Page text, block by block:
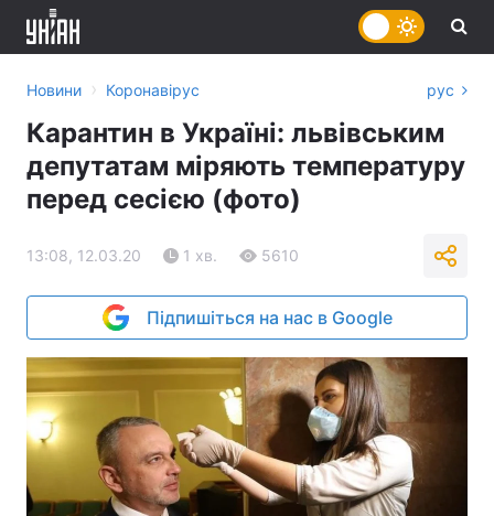
Новини › Коронавірус рус
Карантин в Україні: львівським
депутатам міряють температуру
перед сесією (фото)
13:08, 12.03.20 1 хв. 5610
Підпишіться на нас в Google